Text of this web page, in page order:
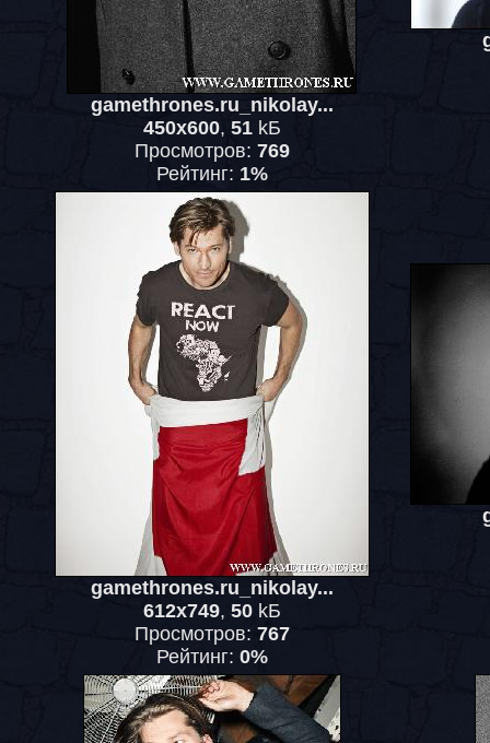
gamethrones.ru_nikolay...
450x600, 51kБ
Просмотров: 769
Рейтинг: 1%
gamethrones.ru_nikolay...
612x749, 50kБ
Просмотров: 767
Рейтинг: 0%